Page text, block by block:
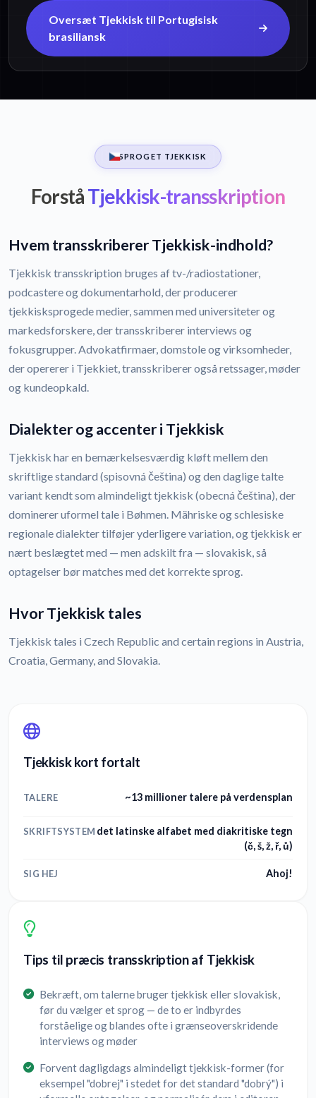
Oversæt Tjekkisk til Portugisisk
brasiliansk
SPROGET TJEKKISK
ForståTjekkisk-transskription
Hvem transskriberer Tjekkisk-indhold?
Tjekkisk transskription bruges af tv-/radiostationer,
podcastere og dokumentarhold, der producerer
tjekkisksprogede medier, sammen med universiteter og
markedsforskere, der transskriberer interviews og
fokusgrupper. Advokatfirmaer, domstole og virksomheder,
der opererer i Tjekkiet, transskriberer også retssager, møder
og kundeopkald.
Dialekter og accenter i Tjekkisk
Tjekkisk har en bemærkelsesværdig kløft mellem den
skriftlige standard (spisovná čeština) og den daglige talte
variant kendt som almindeligt tjekkisk (obecná čeština), der
dominerer uformel tale i Bøhmen. Mähriske og schlesiske
regionale dialekter tilføjer yderligere variation, og tjekkisk er
nært beslægtet med — men adskilt fra — slovakisk, så
optagelser bør matches med det korrekte sprog.
Hvor Tjekkisk tales
Tjekkisk tales i Czech Republic and certain regions in Austria,
Croatia, Germany, and Slovakia.
Tjekkisk kort fortalt
TALERE ~13 millioner talere på verdensplan
SKRIFTSYSTEM det latinske alfabet med diakritiske tegn
(č, š, ž, ř, ů)
SIG HEJ Ahoj!
Tips til præcis transskription af Tjekkisk
Bekræft, om talerne bruger tjekkisk eller slovakisk,
før du vælger et sprog — de to er indbyrdes
forståelige og blandes ofte i grænseoverskridende
interviews og møder
Forvent dagligdags almindeligt tjekkisk-former (for
eksempel "dobrej" i stedet for det standard "dobrý") i